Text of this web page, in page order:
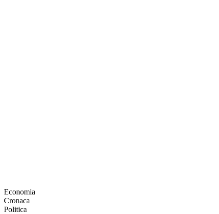
Economia
Cronaca
Politica